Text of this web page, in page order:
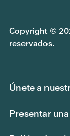
Copyright ©
reservados.
Únete a
Presentar